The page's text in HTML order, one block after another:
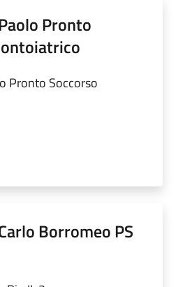
Pronto
Pronto Soccorso
Borromeo PS